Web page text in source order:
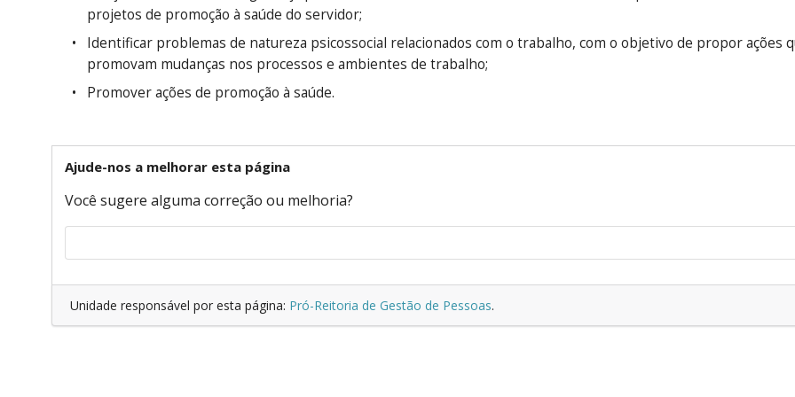
projetos de promoção à saúde do servidor;
Identificar problemas de natureza psicossocial relacionados com o trabalho, com o objetivo de propor ações
promovam mudanças nos processos e ambientes de trabalho;
Promover ações de promoção à saúde.
Ajude-nos a melhorar esta página
Você sugere alguma correção ou melhoria?
Unidade responsável por esta página: Pró-Reitoria de Gestão de Pessoas.